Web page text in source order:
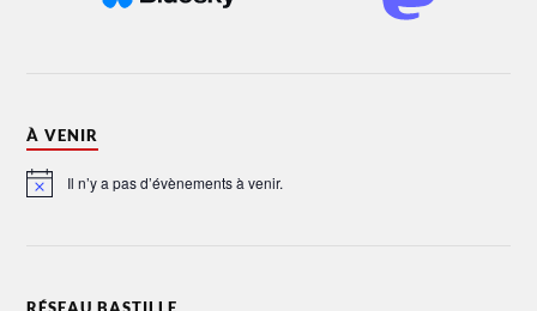
À VENIR
Notice Il n’y a pas d’évènements à venir.